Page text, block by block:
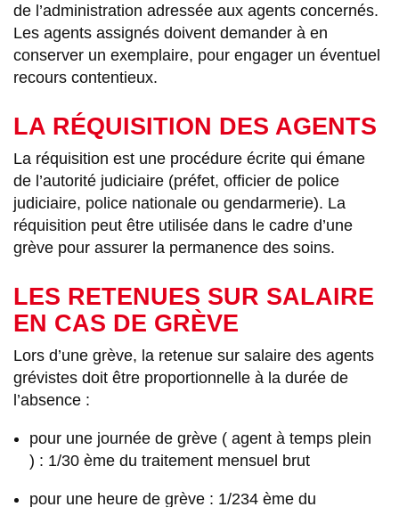
de l’administration adressée aux agents concernés.
Les agents assignés doivent demander à en
conserver un exemplaire, pour engager un éventuel
recours contentieux.
LA RÉQUISITION DES AGENTS
La réquisition est une procédure écrite qui émane
de l’autorité judiciaire (préfet, officier de police
judiciaire, police nationale ou gendarmerie). La
réquisition peut être utilisée dans le cadre d’une
grève pour assurer la permanence des soins.
LES RETENUES SUR SALAIRE
EN CAS DE GRÈVE
Lors d’une grève, la retenue sur salaire des agents
grévistes doit être proportionnelle à la durée de
l’absence :
pour une journée de grève ( agent à temps plein
) : 1/30 ème du traitement mensuel brut
pour une heure de grève : 1/234 ème du